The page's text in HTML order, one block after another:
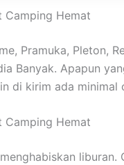
Camping Hemat
Pramuka, Pleton,
Banyak. Apapun
di kirim ada minimal
Camping Hemat